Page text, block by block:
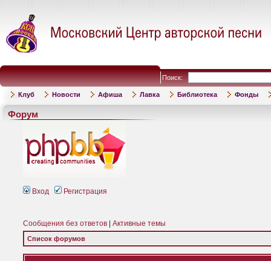
Поиск:
Клуб Новости Афиша Лавка Библиотека Фонды
Форум
Вход Регистрация
Сообщения без ответов Активные темы
Список форумов